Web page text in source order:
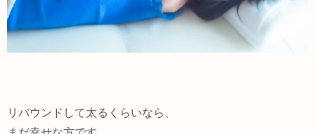
リバウンドして太るくらいなら、